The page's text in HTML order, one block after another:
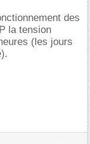
des
la tension
(les jours